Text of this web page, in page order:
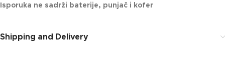
Isporuka ne sadrži baterije, punjač i kofer
Shipping and Delivery